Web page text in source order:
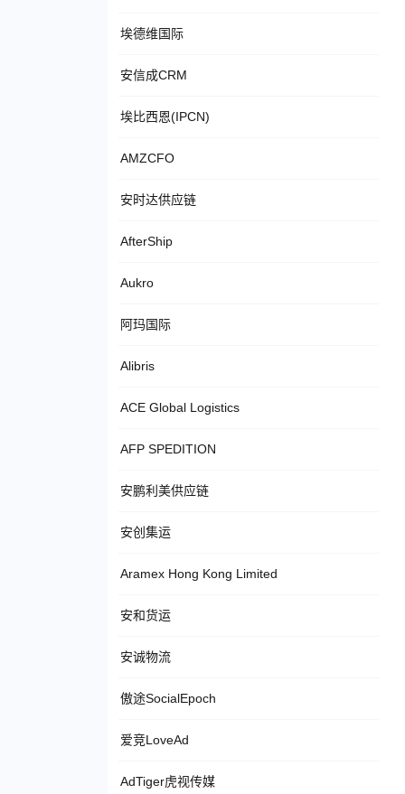
埃德维国际
安信成CRM
埃比西恩(IPCN)
AMZCFO
安时达供应链
AfterShip
Aukro
阿玛国际
Alibris
ACE Global Logistics
AFP SPEDITION
安鹏利美供应链
安创集运
Aramex Hong Kong Limited
安和货运
安诚物流
傲途SocialEpoch
爱竞LoveAd
AdTiger虎视传媒